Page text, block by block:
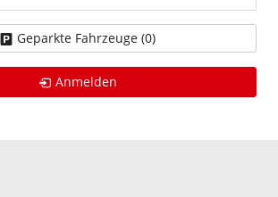
Geparkte Fahrzeuge (0)
Anmelden